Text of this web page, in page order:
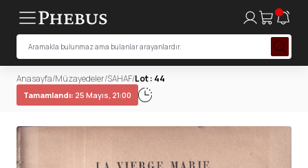
Anasayfa/Müzayedeler/SAHAF/Lot : 44
Tamamlandı: 25 Mayıs, 21:00